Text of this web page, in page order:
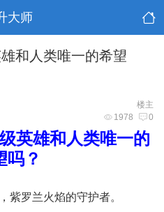
大师
和人类唯一的希望
楼主
1978 0
英雄和人类唯一的
吗？
紫罗兰火焰的守护者。